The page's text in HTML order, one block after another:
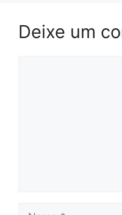
Deixe um
Nome